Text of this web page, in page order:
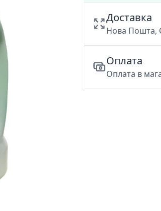
Доставка
Нова Пошта,
Оплата
Оплата в